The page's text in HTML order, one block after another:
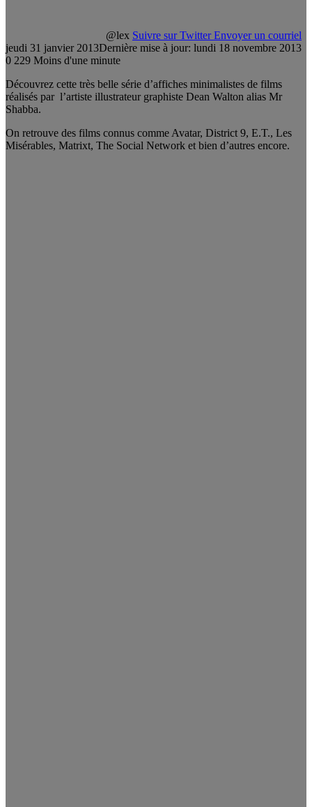
@lex Suivre sur Twitter Envoyer un courriel
jeudi 31 janvier 2013Dernière mise à jour: lundi 18 novembre 2013
0 229 Moins d'une minute
Découvrez cette très belle série d’affiches minimalistes de films
réalisés par l’artiste illustrateur graphiste Dean Walton alias Mr
Shabba.
On retrouve des films connus comme Avatar, District 9, E.T., Les
Misérables, Matrixt, The Social Network et bien d’autres encore.